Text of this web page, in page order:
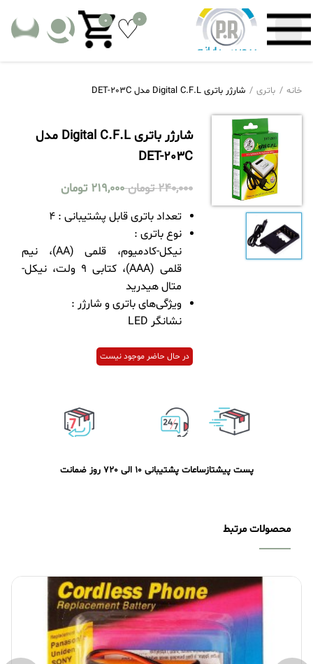
0
0
خانه باتری شارژر باتری Digital C.F.L مدل DET-203C
شارژر باتری Digital C.F.L مدل
DET-203C
240,000 تومان 219,000 تومان
تعداد باتری قابل پشتیبانی : 4
نوع باتری :
نیکل-کادمیوم، قلمی (AA)، نیم
قلمی (AAA)، کتابی 9 ولت، نیکل-
متال هیدرید
ویژگی‌های باتری و شارژر :
نشانگر LED
در حال حاضر موجود نیست
پست پیشتازساعات پشتیبانی 10 الی 20 7 روز ضمانت
محصولات مرتبط